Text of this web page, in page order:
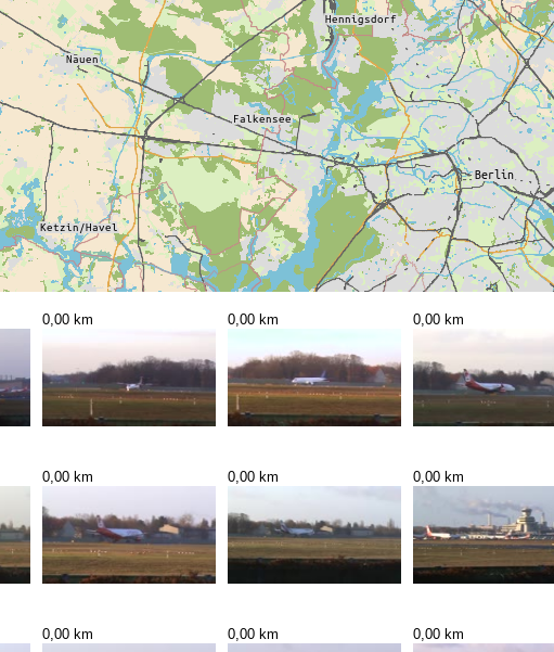
0,00 km 0,00 km 0,00 km
0,00 km 0,00 km 0,00 km
0,00 km 0,00 km 0,00 km